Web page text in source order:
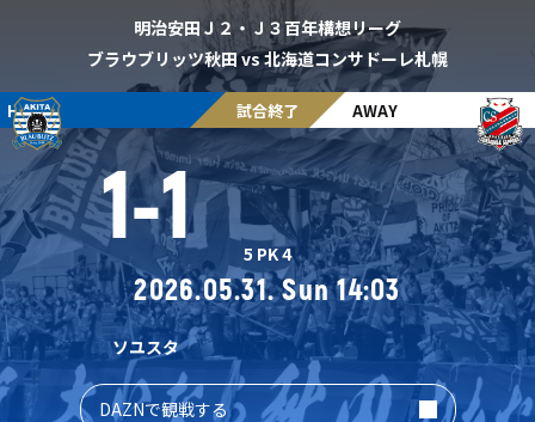
ズ
明治安田Ｊ２・Ｊ３百年構想リーグ
ブラウブリッツ秋田 vs 北海道コンサドーレ札幌
HOME 試合終了 AWAY
1-1 5 PK4
2026.05.31. Sun 14:03
ソユスタ
DAZNで観戦する